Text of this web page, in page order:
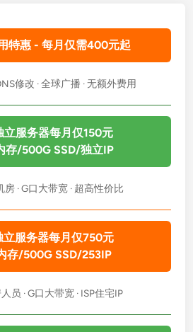
特惠 - 每月仅需400元起
修改 · 全球广播 · 无额外费用
立服务器每月仅150元
存/500G SSD/独立IP
· G口大带宽 · 超高性价比
立服务器每月仅750元
存/500G SSD/253IP
员 · G口大带宽 · ISP住宅IP